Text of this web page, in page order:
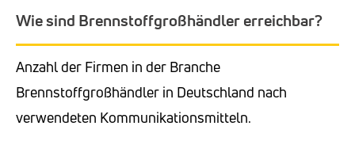
Wie sind Brennstoffgroßhändler erreichbar?
Anzahl der Firmen in der Branche
Brennstoffgroßhändler in Deutschland nach
verwendeten Kommunikationsmitteln.